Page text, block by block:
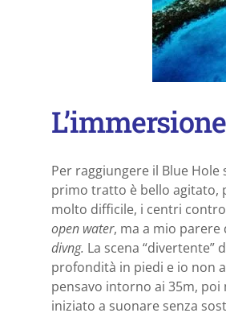
Per raggiungere il Blue Hole
primo tratto è bello agitato,
molto difficile, i centri
open water, ma a mio parere
divng. La scena “divertente”
profondità in piedi e io non
pensavo intorno ai 35m,
iniziato a suonare senza